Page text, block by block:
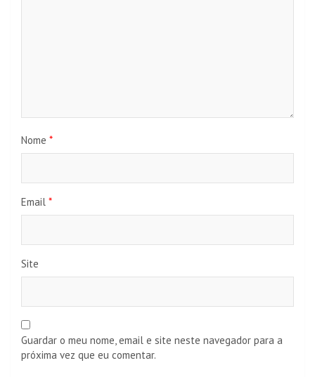
Nome *
Email *
Site
Guardar o meu nome, email e site neste navegador para a
próxima vez que eu comentar.